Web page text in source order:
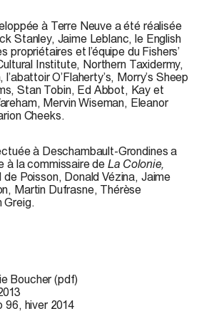
à Terre Neuve a été réalisée
Stanley, Jaime Leblanc, le English
propriétaires et l’équipe du Fishers’
Institute, Northern Taxidermy,
O’Flaherty’s, Morry’s Sheep
Stan Tobin, Ed Abbot, Kay et
Mervin Wiseman, Eleanor
Cheeks.
à Deschambault-Grondines a
à la commissaire de La Colonie,
Poisson, Donald Vézina, Jaime
Martin Dufrasne, Thérèse
Greig.
Boucher (pdf)
96, hiver 2014